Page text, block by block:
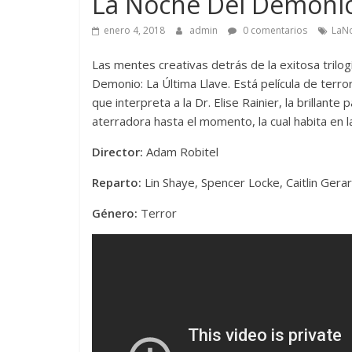
enero 4, 2018 admin 0 comentarios
Las mentes creativas detrás de la exitosa
Demonio: La Última Llave. Está película de
que interpreta a la Dr. Elise Rainier, la brillante
aterradora hasta el momento, la cual habita en
Director: Adam Robitel
Reparto: Lin Shaye, Spencer Locke, Caitlin
Género: Terror